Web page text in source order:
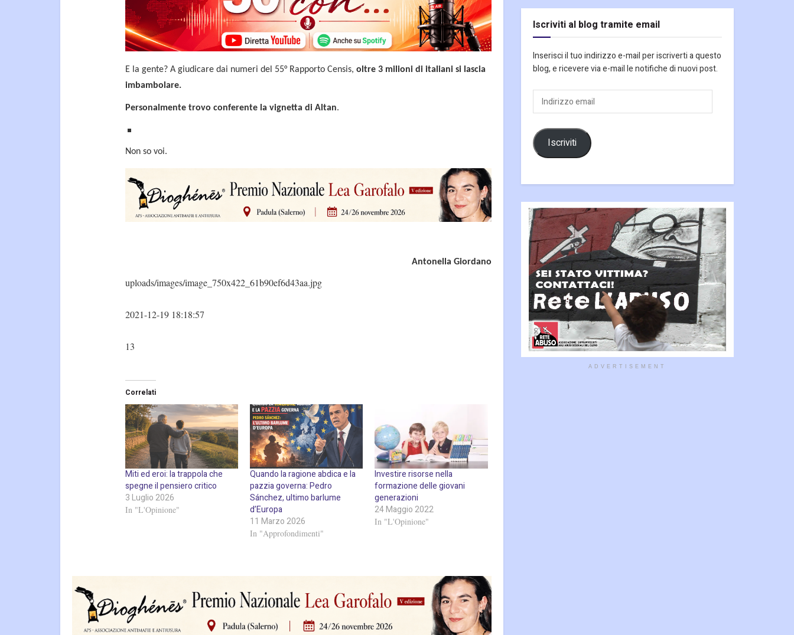
E la gente? A giudicare dai numeri del 55° Rapporto Censis, oltre 3 milioni di italiani si lascia
imbambolare.
Personalmente trovo conferente la vignetta di Altan.
Non so voi.
Antonella Giordano
uploads/images/image_750x422_61b90ef6d43aa.jpg
2021-12-19 18:18:57
13
Correlati
Miti ed eroi: la trappola che
spegne il pensiero critico
3 Luglio 2026
In "L'Opinione"
Quando la ragione abdica e la
pazzia governa: Pedro
Sánchez, ultimo barlume
d’Europa
11 Marzo 2026
In "Approfondimenti"
Investire risorse nella
formazione delle giovani
generazioni
24 Maggio 2022
In "L'Opinione"
Iscriviti al blog tramite email
Inserisci il tuo indirizzo e-mail per iscriverti a questo
blog, e ricevere via e-mail le notifiche di nuovi post.
Indirizzo
email
Iscriviti
ADVERTISEMENT